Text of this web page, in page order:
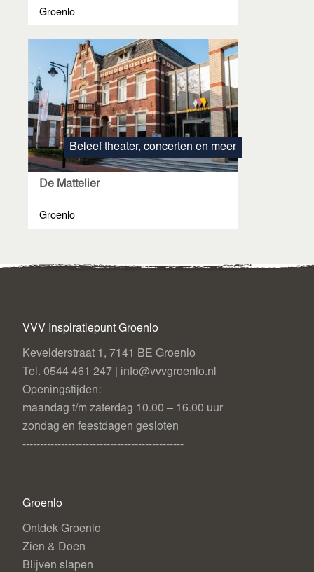
Groenlo
Beleef theater, concerten en meer
De Mattelier
Groenlo
VVV Inspiratiepunt Groenlo
Kevelderstraat 1, 7141 BE Groenlo
Tel. 0544 461 247 | info@vvvgroenlo.nl
Openingstijden:
maandag t/m zaterdag 10.00 – 16.00 uur
zondag en feestdagen gesloten
----------------------------------------------
Groenlo
Ontdek Groenlo
Zien & Doen
Blijven slapen